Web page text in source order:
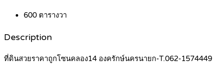
600 ตารางวา
Description
ที่ดินสวยราคาถูกโซนคลอง14 องครักษ์นครนายก-T.062-1574449